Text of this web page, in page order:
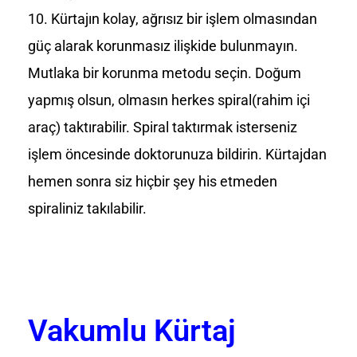
Kürtajın kolay, ağrısız bir işlem olmasından
güç alarak korunmasız ilişkide bulunmayın.
Mutlaka bir korunma metodu seçin. Doğum
yapmış olsun, olmasın herkes spiral(rahim içi
araç) taktırabilir. Spiral taktırmak isterseniz
işlem öncesinde doktorunuza bildirin. Kürtajdan
hemen sonra siz hiçbir şey his etmeden
spiraliniz takılabilir.
Vakumlu Kürtaj